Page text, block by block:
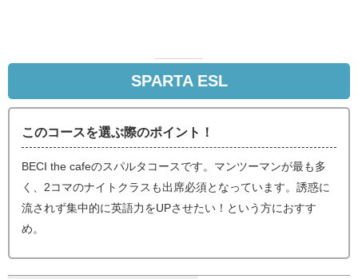
SPARTA ESL
このコースを選ぶ際のポイント！
BECI the cafeのスパルタコースです。マンツーマンが最も多
く、2コマのナイトクラスも出席必須となっています。誘惑に
流されず集中的に英語力をUPさせたい！という方におすす
め。